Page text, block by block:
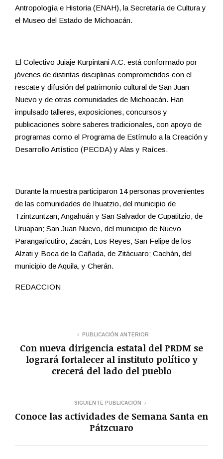
Antropología e Historia (ENAH), la Secretaría de Cultura y
el Museo del Estado de Michoacán.
El Colectivo Juiaje Kurpintani A.C. está conformado por
jóvenes de distintas disciplinas comprometidos con el
rescate y difusión del patrimonio cultural de San Juan
Nuevo y de otras comunidades de Michoacán. Han
impulsado talleres, exposiciones, concursos y
publicaciones sobre saberes tradicionales, con apoyo de
programas como el Programa de Estímulo a la Creación y
Desarrollo Artístico (PECDA) y Alas y Raíces.
Durante la muestra participaron 14 personas provenientes
de las comunidades de Ihuatzio, del municipio de
Tzintzuntzan; Angahuán y San Salvador de Cupatitzio, de
Uruapan; San Juan Nuevo, del municipio de Nuevo
Parangaricutiro; Zacán, Los Reyes; San Felipe de los
Alzati y Boca de la Cañada, de Zitácuaro; Cachán, del
municipio de Aquila, y Cherán.
REDACCION
PUBLICACIÓN ANTERIOR
Con nueva dirigencia estatal del PRDM se
logrará fortalecer al instituto político y
crecerá del lado del pueblo
SIGUIENTE PUBLICACIÓN
Conoce las actividades de Semana Santa en
Pátzcuaro